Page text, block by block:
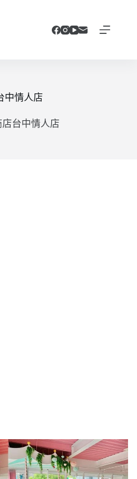
中情人店
台中情人店